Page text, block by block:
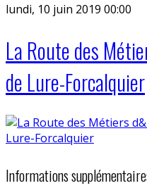
lundi, 10 juin 2019 00:00
La Route des
de Lure-Forcalquier
Informations